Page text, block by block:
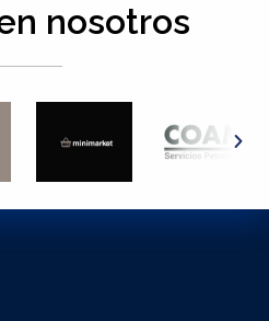
nosotros